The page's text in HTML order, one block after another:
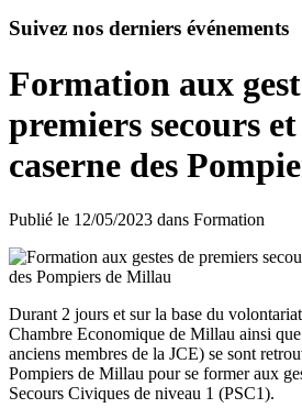
Suivez nos derniers événements
Formation aux
premiers secours
caserne des
Publié le 12/05/2023 dans Formation
Durant 2 jours et sur la base du
Chambre Economique de Millau ainsi
anciens membres de la JCE) se sont
Pompiers de Millau pour se former aux
Secours Civiques de niveau 1 (PSC1).